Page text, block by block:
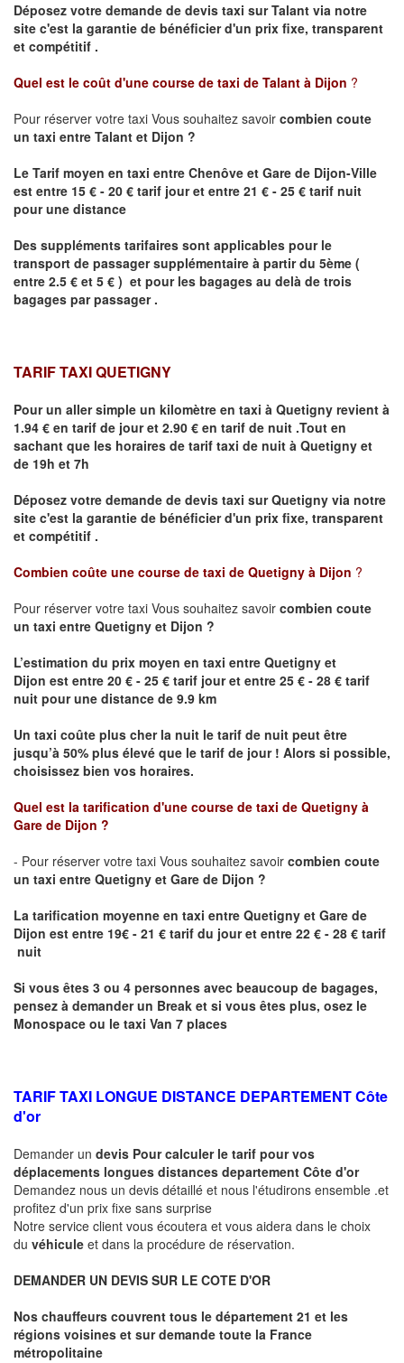
Déposez votre demande de devis taxi surTalant via notre
site c'est la garantie de bénéficier d'un prix fixe, transparent
et compétitif .
Quel est le coût d'une course de taxi de Talant à Dijon ?
Pour réserver votre taxi Vous souhaitez savoir combien coute
un taxi entre Talant et Dijon ?
Le Tarif moyen en taxi entre Chenôve et Gare de Dijon-Ville
est entre 15 € - 20 € tarif jour et entre 21 € - 25 € tarif nuit
pour une distance
Des suppléments tarifaires sont applicables pour le
transport de passager supplémentaire à partir du 5ème (
entre 2.5 € et 5 € ) et pour les bagages au delà de trois
bagages par passager .
TARIF TAXI QUETIGNY
Pour un aller simple un kilomètre en taxi à Quetigny revient à
1.94 € en tarif de jour et 2.90 € en tarif de nuit .Tout en
sachant que les horaires de tarif taxi de nuit à Quetigny et
de 19h et 7h
Déposez votre demande de devis taxi surQuetigny via notre
site c'est la garantie de bénéficier d'un prix fixe, transparent
et compétitif .
Combien coûte une course de taxi de Quetigny à Dijon ?
Pour réserver votre taxi Vous souhaitez savoir combien coute
un taxi entre Quetigny et Dijon ?
L’estimation du prix moyen en taxi entre Quetigny et
Dijon est entre 20 € - 25 € tarif jour et entre 25 € - 28 € tarif
nuit pour une distance de 9.9 km
Un taxi coûte plus cher la nuit le tarif de nuit peut être
jusqu’à 50% plus élevé que le tarif de jour ! Alors si possible,
choisissez bien vos horaires.
Quel est la tarification d'une course de taxi de Quetigny à
Gare de Dijon ?
- Pour réserver votre taxi Vous souhaitez savoir combien coute
un taxi entre Quetigny et Gare de Dijon ?
La tarification moyenne en taxi entre Quetigny et Gare de
Dijon est entre 19€ - 21 € tarif du jour et entre 22 € - 28 € tarif
nuit
Si vous êtes 3 ou 4 personnes avec beaucoup de bagages,
pensez à demander un Break et si vous êtes plus, osez le
Monospace ou le taxi Van 7 places
TARIF TAXI LONGUE DISTANCE DEPARTEMENT Côte
d'or
Demander un devis Pour calculer le tarif pour vos
déplacements longues distances departement Côte d'or
Demandez nous un devis détaillé et nous l'étudirons ensemble .et
profitez d'un prix fixe sans surprise
Notre service client vous écoutera et vous aidera dans le choix
du véhicule et dans la procédure de réservation.
DEMANDER UN DEVIS SUR LE COTE D'OR
Nos chauffeurs couvrent tous le département 21 et les
régions voisines et sur demande toute la France
métropolitaine